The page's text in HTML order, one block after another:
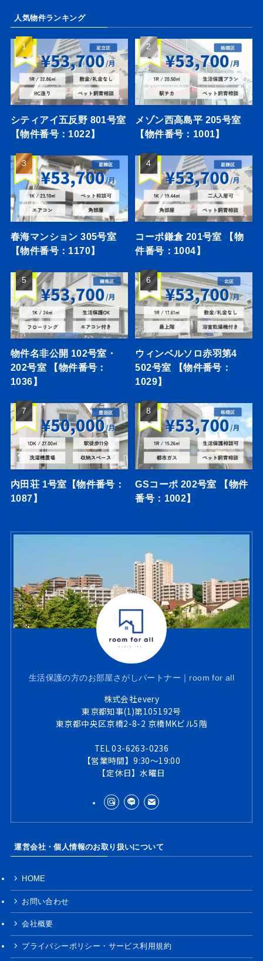
人気物件ランキング
シティアイ五反野 801号室
【物件番号：1022】
メゾン西高島平 205号室
【物件番号：1001】
春海マンション 305号室
【物件番号：1170】
コーポ鎌倉 201号室 【物
件番号：1004】
物件名非公開 102号室・
202号室 【物件番号：
1036】
ウィンベルソロ赤羽第4
502号室 【物件番号：
1029】
内田荘 1号室【物件番号：
1087】
GSコーポ 202号室 【物件
番号：1002】
生活保護の方のお部屋さがしパートナー｜room for all
株式会社every
東京都知事(1)第105192号
東京都中央区京橋2-8-2 京橋MKビル5階
TEL 03-6263-0236
【営業時間】9:30～19:00
【定休日】水曜日
運営会社・個人情報のお取り扱いについて
HOME
お問い合わせ
会社概要
プライバシーポリシー・サービス利用規約